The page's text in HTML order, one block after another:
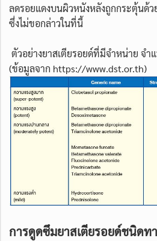
ลดรอยแดงบนผิวหนังหลังถูกกระตุ้นด้
ซึ่งไม่ขอกล่าวในที่นี้
ตัวอย่างยาสเตียรอยด์ที่มีจำหน่าย จำ
(ข้อมูลจาก https://www.dst.or.th)
การดูดซึมยาสเตียรอยด์ชนิดทา